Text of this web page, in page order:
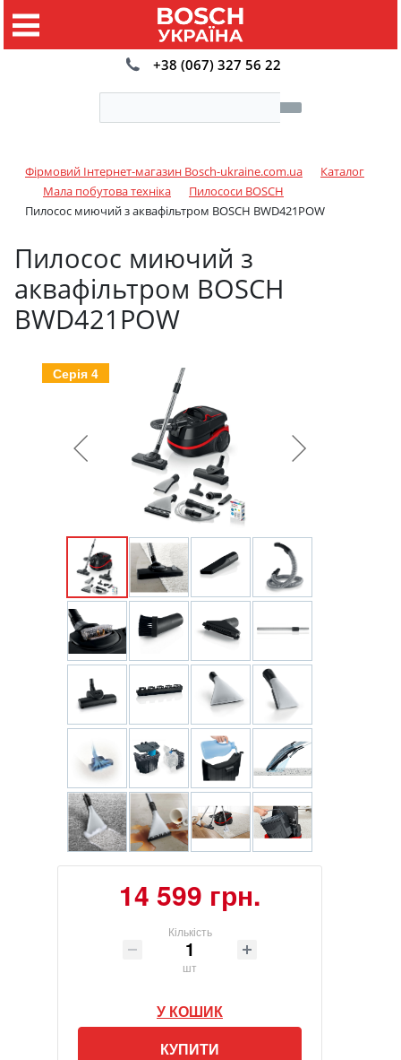
+38 (067) 327 56 22
Фірмовий Інтернет-магазин Bosch-ukraine.com.ua
Каталог
Мала побутова техніка
Пилососи BOSCH
Пилосос миючий з аквафільтром BOSCH BWD421POW
Пилосос миючий з
аквафільтром BOSCH
BWD421POW
Серія 4
14 599 грн.
Кількість
шт
У КОШИК
КУПИТИ